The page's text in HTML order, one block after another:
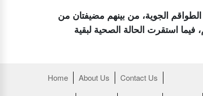
كانت تقل 15 موظفًا من أفراد الطواقم الجوية، من بينهم مضيفتان من
فيما استقرت الحالة الصحية لبقية
Home About Us
Contact Us